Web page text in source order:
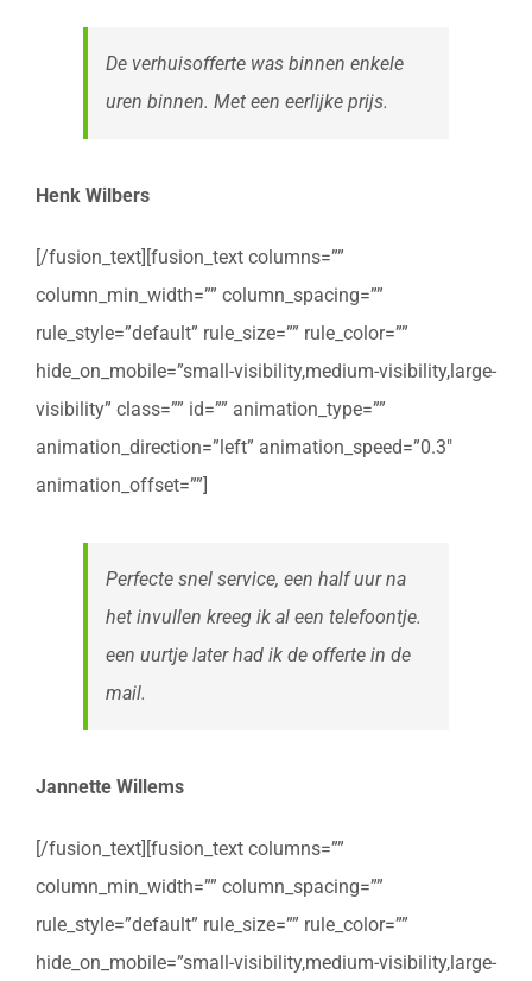
De verhuisofferte was binnen enkele
uren binnen. Met een eerlijke prijs.
Henk Wilbers
[/fusion_text][fusion_text columns=””
column_min_width=”” column_spacing=””
rule_style=”default” rule_size=”” rule_color=””
hide_on_mobile=”small-visibility,medium-visibility,large-
visibility” class=”” id=”” animation_type=””
animation_direction=”left” animation_speed=”0.3″
animation_offset=””]
Perfecte snel service, een half uur na
het invullen kreeg ik al een telefoontje.
een uurtje later had ik de offerte in de
mail.
Jannette Willems
[/fusion_text][fusion_text columns=””
column_min_width=”” column_spacing=””
rule_style=”default” rule_size=”” rule_color=””
hide_on_mobile=”small-visibility,medium-visibility,large-